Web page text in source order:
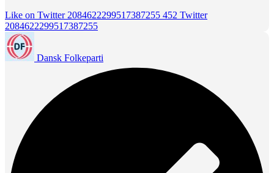
Like on Twitter 2084622299517387255 452 Twitter
2084622299517387255
Dansk Folkeparti